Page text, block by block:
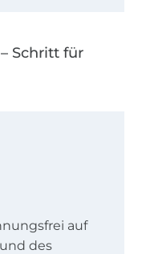
Schritt für
auf
des